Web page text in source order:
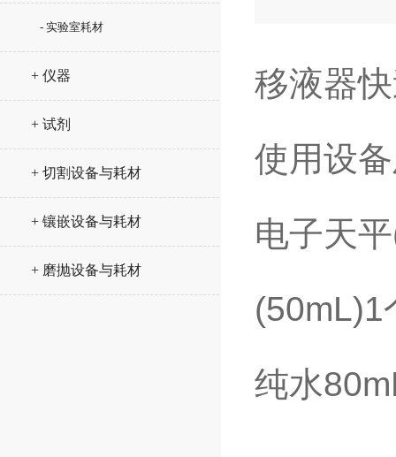
- 实验室耗材
+ 仪器
+ 试剂
+ 切割设备与耗材
+ 镶嵌设备与耗材
+ 磨抛设备与耗材
移液器
使用设
电子天
(50mL)1
纯水